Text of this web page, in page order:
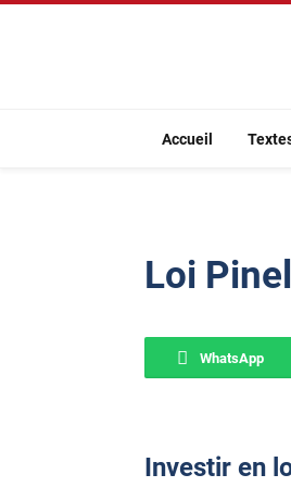
Accueil
Loi
WhatsApp
Investir en